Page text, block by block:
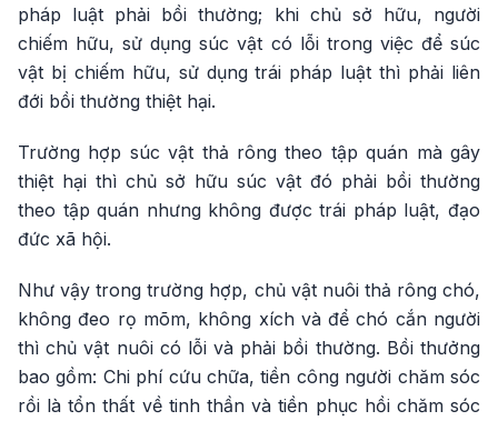
pháp luật phải bồi thường; khi chủ sở hữu, người
chiếm hữu, sử dụng súc vật có lỗi trong việc để súc
vật bị chiếm hữu, sử dụng trái pháp luật thì phải liên
đới bồi thường thiệt hại.
Trường hợp súc vật thả rông theo tập quán mà gây
thiệt hại thì chủ sở hữu súc vật đó phải bồi thường
theo tập quán nhưng không được trái pháp luật, đạo
đức xã hội.
Như vậy trong trường hợp, chủ vật nuôi thả rông chó,
không đeo rọ mõm, không xích và để chó cắn người
thì chủ vật nuôi có lỗi và phải bồi thường. Bồi thưởng
bao gồm: Chi phí cứu chữa, tiền công người chăm sóc
rồi là tổn thất về tinh thần và tiền phục hồi chăm sóc